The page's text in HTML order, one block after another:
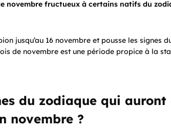
novembre fructueux à certains natifs du
jusqu’au 16 novembre et pousse les signes
de novembre est une période propice à la
du zodiaque qui
novembre ?